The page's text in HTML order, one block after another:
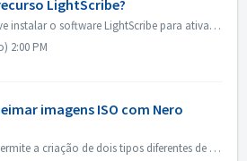
LightScribe?
Geralmente você deve instalar o software LightScribe para ativar os recursos do LightScribe. https://lightscribesoftware.org/ Entre em contato conosco se v...
2:00 PM
imagens ISO com Nero
Nero Burning ROM permite a criação de dois tipos diferentes de imagens de disco. Os 'Nero Image Files' (*.nrg) consistem de um formato proprietário...